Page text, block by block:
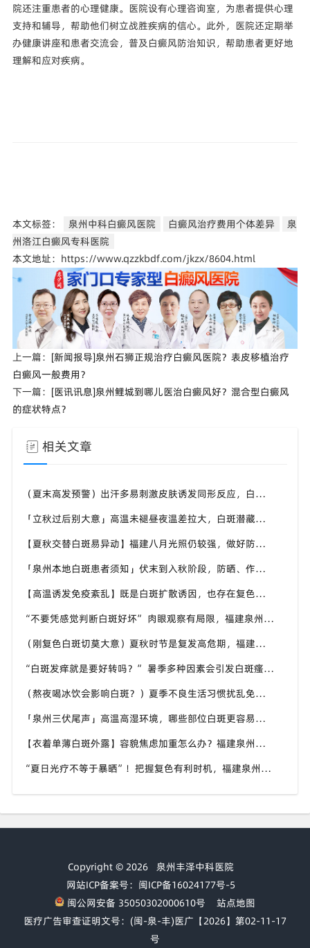
院还注重患者的心理健康。医院设有心理咨询室，为患者提供心理
支持和辅导，帮助他们树立战胜疾病的信心。此外，医院还定期举
办健康讲座和患者交流会，普及白癜风防治知识，帮助患者更好地
理解和应对疾病。
本文标签： 泉州中科白癜风医院 白癜风治疗费用个体差异
泉
州洛江白癜风专科医院
本文地址：https://www.qzzkbdf.com/jkzx/8604.html
上一篇： [新闻报导]泉州石狮正规治疗白癜风医院？表皮移植治疗
白癜风一般费用？
下一篇： [医讯讯息]泉州鲤城到哪儿医治白癜风好？混合型白癜风
的症状特点？
相关文章
（夏末高发预警）出汗多易刺激皮肤诱发同形反应，白斑要做好皮肤清洁，福建泉州中科白癜风医院科普日常防护细节
「立秋过后别大意」高温未褪昼夜温差拉大，白斑潜藏波动风险，福建泉州中科白癜风医院分享白斑人群换季养护要点
【夏秋交替白斑易异动】福建八月光照仍较强，做好防晒保湿维稳，福建泉州中科白癜风医院提醒切勿盲目中断白斑调理
「泉州本地白斑患者须知」伏末到入秋阶段，防晒、作息、情绪三件事要抓好，福建泉州中科白癜风医院给出养护指南
【高温诱发免疫紊乱】既是白斑扩散诱因，也存在复色机遇，福建泉州中科白癜风医院客观解读夏季白癜风双重属性
“不要凭感觉判断白斑好坏” 肉眼观察有局限，福建泉州中科白癜风医院告诉白癜风患者定期专科检查的必要性
（刚复色白斑切莫大意）夏秋时节是复发高危期，福建泉州中科白癜风医院提醒白斑巩固期坚持规范管理很关键
“白斑发痒就是要好转吗？” 暑季多种因素会引发白斑瘙痒，福建泉州中科白癜风医院教你分清白斑瘙痒诱因
（熬夜喝冰饮会影响白斑？）夏季不良生活习惯扰乱免疫，福建泉州中科白癜风医院提醒白斑患者做好日常养护
「泉州三伏尾声」高温高湿环境，哪些部位白斑更容易扩散？福建泉州中科白癜风医院盘点夏季白斑高发位置
【衣着单薄白斑外露】容貌焦虑加重怎么办？福建泉州中科白癜风医院助力本地白癜风患者科学应对夏季白斑困扰
“夏日光疗不等于暴晒”！把握复色有利时机，福建泉州中科白癜风医院讲讲白癜风夏季诊疗的注意事项
Copyright © 2026 泉州丰泽中科医院
网站ICP备案号：闽ICP备16024177号-5
闽公网安备 35050302000610号
站点地图
医疗广告审查证明文号：(闽-泉-丰)医广【2026】第02-11-17
号